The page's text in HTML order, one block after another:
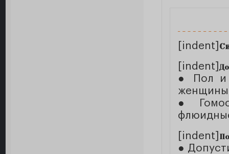
[indent]
[indent]
● Пол и
●
[indent]
●